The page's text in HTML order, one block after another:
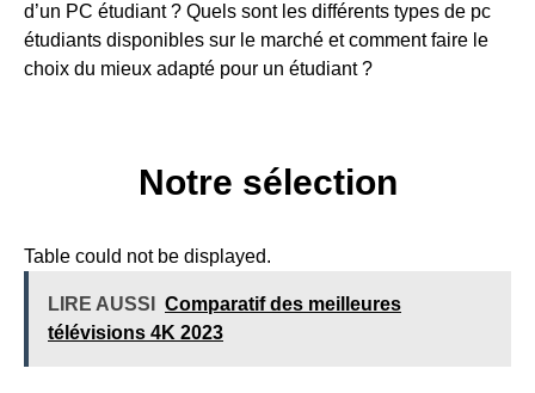
d’un PC étudiant ? Quels sont les différents types de pc
étudiants disponibles sur le marché et comment faire le
choix du mieux adapté pour un étudiant ?
Notre sélection
Table could not be displayed.
LIRE AUSSI
Comparatif des meilleures
télévisions 4K 2023